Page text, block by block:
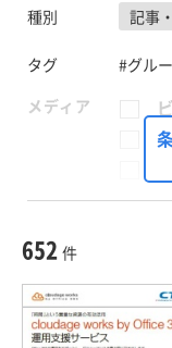
種別 記事
タグ
#グル
メディア
652 件